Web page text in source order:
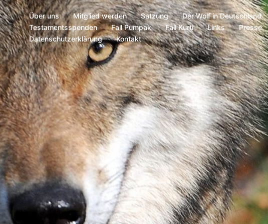
Über uns Mitglied werden Satzung Der Wolf in Deutschland
Testamentsspenden
Fall Pumpak Fall Kurti Links Presse
Datenschutzerklärung
Kontakt